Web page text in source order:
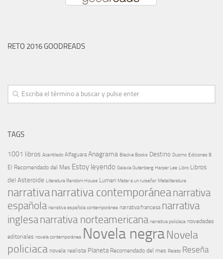
RETO 2016 GOODREADS
TAGS
1001 libros Acantilado Alfaguara Anagrama Blackie Books Destino Duomo Ediciones B
El Recomendado del Mes Estoy leyendo Galaxia Gutenberg Harper Lee Libro Libros
del Asteroide Literatura Random House Lumen Matar a un ruiseñor Metaliteratura
narrativanarrativa contemporáneanarrativa
española narrativa española contemporánea narrativa francesa narrativa
inglesanarrativa norteamericana narrativa policíaca novedades
editoriales novela contemporánea Novela negraNovela
policiaca novela realista Planeta Recomendado del mes Relato Reseña